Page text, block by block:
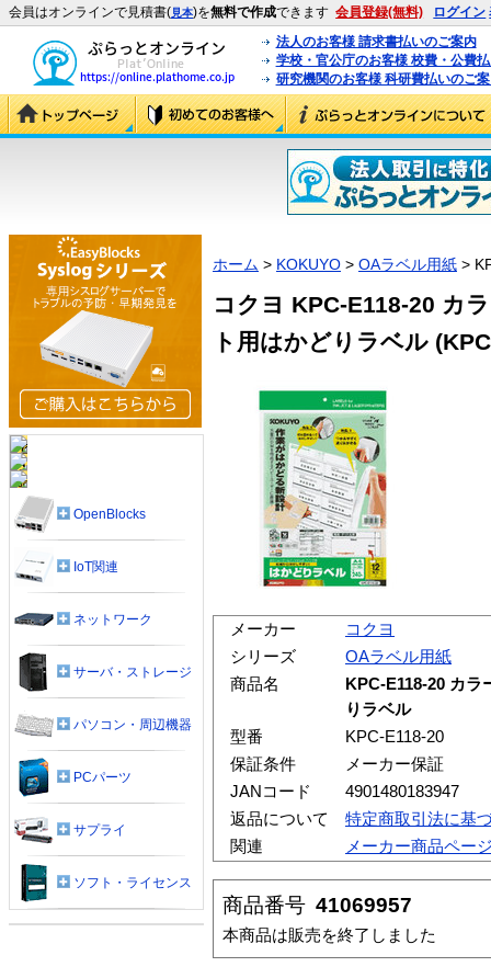
会員はオンラインで見積書(見本)を無料で作成できます 会員登録(無料) ログイン
法人のお客様 請求書払いのご案内
学校・官公庁のお客様 校費・公費
研究機関のお客様 科研費払いのご
ホーム > KOKUYO > OAラベル用紙 >
コクヨ KPC-E118-20 カ
ト用はかどりラベル
メーカー
コクヨ
シリーズ
OAラベル用紙
商品名
KPC-E118-20 カ
りラベル
型番
KPC-E118-20
保証条件
メーカー保証
JANコード
4901480183947
返品について
特定商取引法に基
関連
メーカー商品ペー
商品番号 41069957
本商品は販売を終了しました
OpenBlocks
IoT関連
ネットワーク
サーバ・ストレージ
パソコン・周辺機器
PCパーツ
サプライ
ソフト・ライセンス